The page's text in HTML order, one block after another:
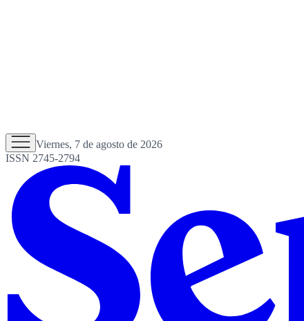
Viernes, 7 de agosto de 2026
ISSN 2745-2794